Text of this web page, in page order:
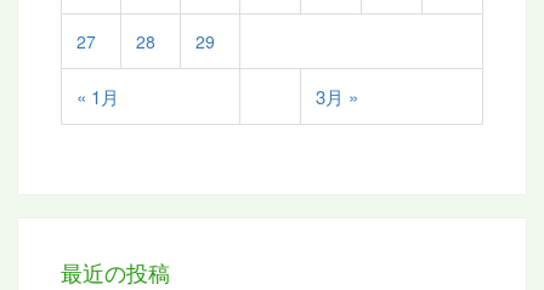
« 1月 3月 »
27 28 29
最近の投稿